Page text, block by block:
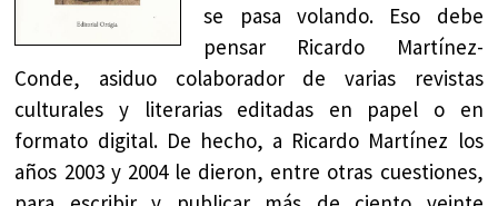
se pasa volando. Eso debe
pensar Ricardo Martínez-
Conde, asiduo colaborador de varias revistas
culturales y literarias editadas en papel o en
formato digital. De hecho, a Ricardo Martínez los
años 2003 y 2004 le dieron, entre otras cuestiones,